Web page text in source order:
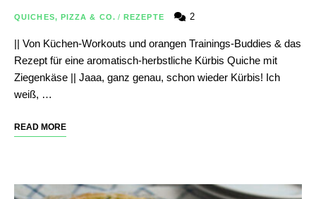
QUICHES, PIZZA & CO. / REZEPTE 2
|| Von Küchen-Workouts und orangen Trainings-Buddies & das
Rezept für eine aromatisch-herbstliche Kürbis Quiche mit
Ziegenkäse || Jaaa, ganz genau, schon wieder Kürbis! Ich
weiß, …
READ MORE